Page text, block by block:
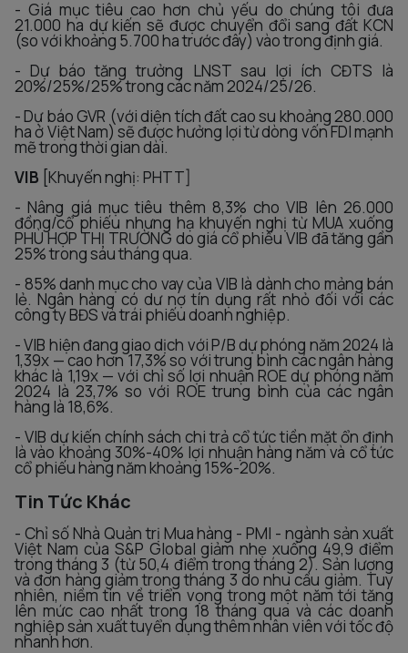
- Giá mục tiêu cao hơn chủ yếu do chúng tôi đưa
21.000 ha dự kiến sẽ được chuyển đổi sang đất KCN
(so với khoảng 5.700 ha trước đây) vào trong định giá.
- Dự báo tăng trưởng LNST sau lợi ích CĐTS là
20%/25%/25% trong các năm 2024/25/26.
- Dự báo GVR (với diện tích đất cao su khoảng 280.000
ha ở Việt Nam) sẽ được hưởng lợi từ dòng vốn FDI mạnh
mẽ trong thời gian dài.
VIB [Khuyến nghị: PHTT]
- Nâng giá mục tiêu thêm 8,3% cho VIB lên 26.000
đồng/cổ phiếu nhưng hạ khuyến nghị từ MUA xuống
PHÙ HỢP THỊ TRƯỜNG do giá cổ phiếu VIB đã tăng gần
25% trong sáu tháng qua.
- 85% danh mục cho vay của VIB là dành cho mảng bán
lẻ. Ngân hàng có dư nợ tín dụng rất nhỏ đối với các
công ty BĐS và trái phiếu doanh nghiệp.
- VIB hiện đang giao dịch với P/B dự phóng năm 2024 là
1,39x — cao hơn 17,3% so với trung bình các ngân hàng
khác là 1,19x — với chỉ số lợi nhuận ROE dự phóng năm
2024 là 23,7% so với ROE trung bình của các ngân
hàng là 18,6%.
- VIB dự kiến chính sách chi trả cổ tức tiền mặt ổn định
là vào khoảng 30%-40% lợi nhuận hàng năm và cổ tức
cổ phiếu hàng năm khoảng 15%-20%.
Tin Tức Khác
- Chỉ số Nhà Quản trị Mua hàng - PMI - ngành sản xuất
Việt Nam của S&P Global giảm nhẹ xuống 49,9 điểm
trong tháng 3 (từ 50,4 điểm trong tháng 2). Sản lượng
và đơn hàng giảm trong tháng 3 do nhu cầu giảm. Tuy
nhiên, niềm tin về triển vọng trong một năm tới tăng
lên mức cao nhất trong 18 tháng qua và các doanh
nghiệp sản xuất tuyển dụng thêm nhân viên với tốc độ
nhanh hơn.